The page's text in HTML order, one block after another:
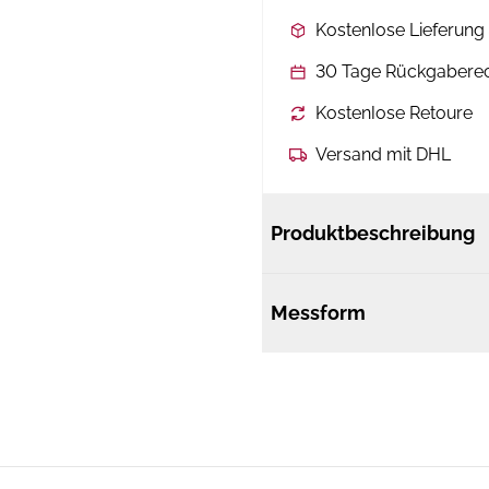
Kostenlose
30 Tage
Kostenlose Retoure
Versand mit DHL
Produktbeschreibung
Messform